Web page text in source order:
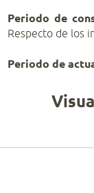
Periodo de
Respecto de los
Periodo de